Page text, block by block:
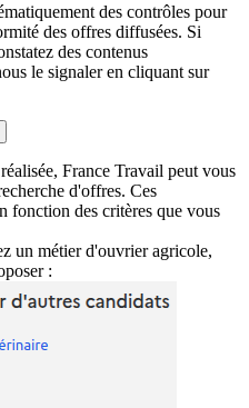
des contrôles pour
des offres diffusées. Si
des contenus
le signaler en cliquant sur
France Travail peut vous
d'offres. Ces
fonction des critères que vous
un métier d'ouvrier agricole,
: